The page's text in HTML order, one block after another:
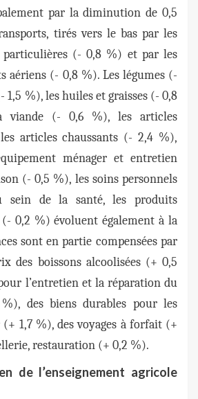
par la diminution de 0,5
tirés vers le bas par les
(- 0,8 %) et par les
aériens (- 0,8 %). Les légumes (-
%), les huiles et graisses (- 0,8
viande (- 0,6 %), les articles
articles chaussants (- 2,4 %),
ménager et entretien
(- 0,5 %), les soins personnels
de la santé, les produits
0,2 %) évoluent également à la
sont en partie compensées par
des boissons alcoolisées (+ 0,5
l’entretien et la réparation du
des biens durables pour les
1,7 %), des voyages à forfait (+
restauration (+ 0,2 %).
de l’enseignement agricole